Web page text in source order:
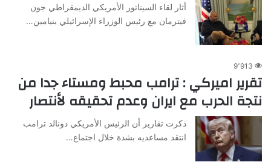
أثار لقاء السيناتور الأمريكي الديمقراطي جون
فيترمان مع رئيس الوزراء الإسرائيلي بنيامين…
9٬913
تقرير اميركي : ترامب محبط ومستاء جدا من
نتجة الحرب مع ايران وعدم تحقيقه لأنتصار
ذكرت تقارير أن الرئيس الأمريكي دونالد ترامب
انتقد مساعديه بشدة خلال اجتماع…